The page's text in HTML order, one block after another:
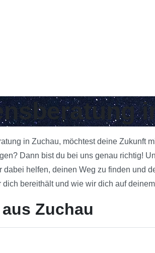
in Zuchau, möchtest deine Zukunft
Dann bist du bei uns genau richtig!
helfen, deinen Weg zu finden und
bereithält und wie wir dich auf
Zuchau